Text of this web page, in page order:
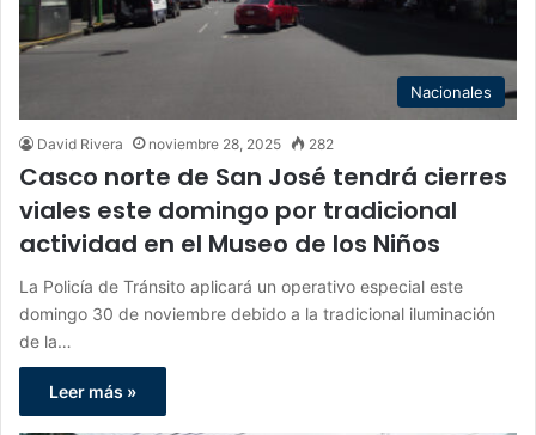
Nacionales
David Rivera noviembre 28, 2025 282
Casco norte de San José tendrá cierres
viales este domingo por tradicional
actividad en el Museo de los Niños
La Policía de Tránsito aplicará un operativo especial este
domingo 30 de noviembre debido a la tradicional iluminación
de la…
Leer más »